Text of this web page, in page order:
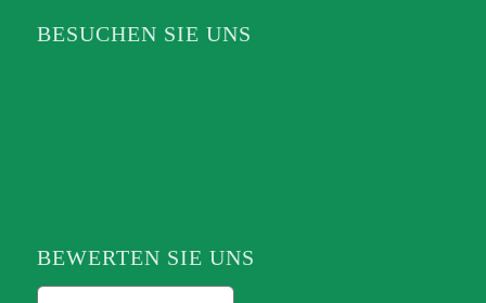
BESUCHEN SIE UNS
BEWERTEN SIE UNS